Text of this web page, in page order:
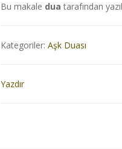
Bu makale dua tarafından
Kategoriler: Aşk Duası
Yazdır